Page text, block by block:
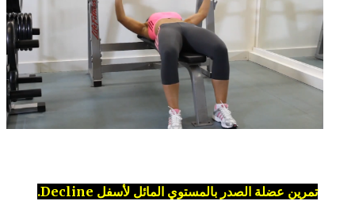
تمرين عضلة الصدر بالمستوي المائل لأسفل Decline.